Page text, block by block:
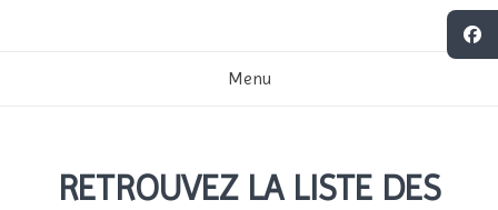
Menu
RETROUVEZ LA LISTE DES